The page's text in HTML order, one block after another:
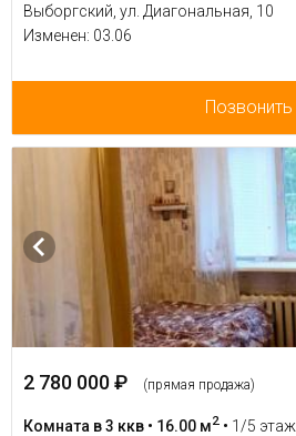
Выборгский, ул. Диагональная, 10
Изменен: 03.06
Позвонить
2 780 000 ₽ (прямая продажа)
Комната в 3 ккв • 16.00 м2 • 1/5 этаж